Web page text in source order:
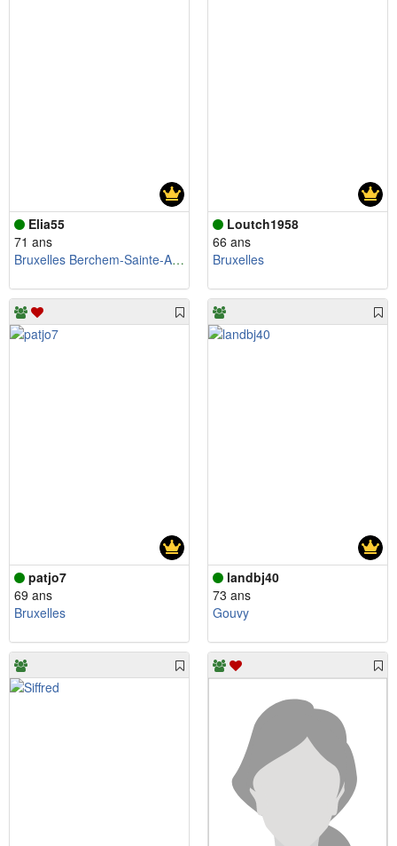
Elia55
71 ans
Bruxelles Berchem-Sainte-Agathe
Loutch1958
66 ans
Bruxelles
patjo7
69 ans
Bruxelles
landbj40
73 ans
Gouvy